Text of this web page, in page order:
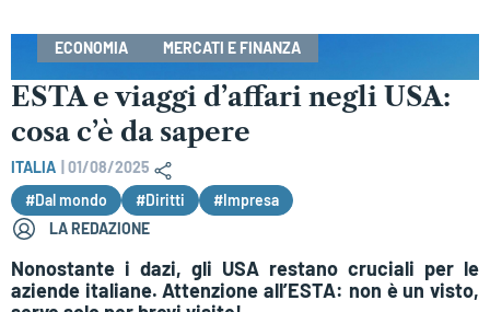
ECONOMIA MERCATI E FINANZA
ESTA e viaggi d’affari negli USA:
cosa c’è da sapere
ITALIA
01/08/2025
#Dal mondo
#Diritti
#Impresa
LA REDAZIONE
Nonostante i dazi, gli USA restano cruciali per le
aziende italiane. Attenzione all’ESTA: non è un visto,